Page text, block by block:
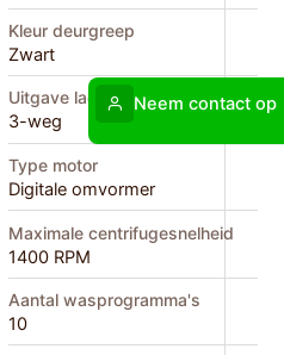
Kleur deurgreep
Zwart
Uitgave lade type
3-weg
Type motor
Digitale omvormer
Maximale centrifugesnelheid
1400 RPM
Aantal wasprogramma's
10
Neem contact op